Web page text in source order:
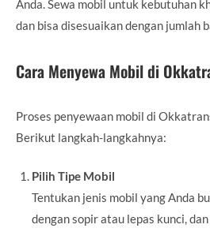
Anda. Sewa mobil untuk kebutuhan
dan bisa disesuaikan dengan jumlah
Cara Menyewa Mobil di
Proses penyewaan mobil di
Berikut langkah-langkahnya:
Pilih Tipe Mobil
Tentukan jenis mobil yang Anda
dengan sopir atau lepas kunci,